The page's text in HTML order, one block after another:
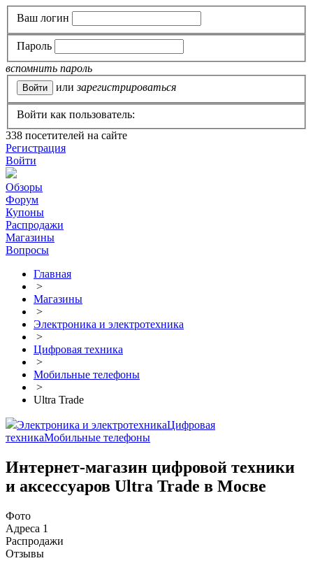
Ваш логин
Пароль
вспомнить пароль
или зарегистрироваться
Войти как пользователь:
338 посетителей на сайте
Регистрация
Войти
Обзоры
Форум
Купоны
Распродажи
Магазины
Вопросы
Главная
>
Магазины
>
Электроника и электротехника
>
Цифровая техника
>
Мобильные телефоны
>
Ultra Trade
Электроника и электротехникаЦифровая
техникаМобильные телефоны
Интернет-магазин цифровой техники
и аксессуаров Ultra Trade в Мосве
Фото
Адреса 1
Распродажи
Отзывы